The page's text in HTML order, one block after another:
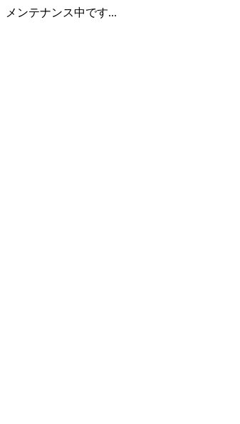
メンテナンス中です...